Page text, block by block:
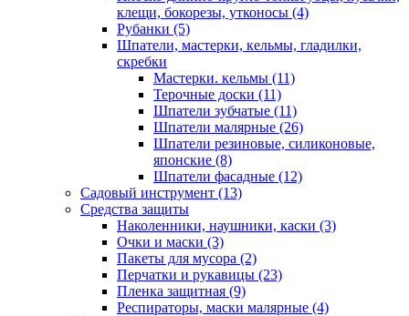
клещи, бокорезы, утконосы (4)
Рубанки (5)
Шпатели, мастерки, кельмы, гладилки,
скребки
Мастерки. кельмы (11)
Терочные доски (11)
Шпатели зубчатые (11)
Шпатели малярные (26)
Шпатели резиновые, силиконовые,
японские (8)
Шпатели фасадные (12)
Садовый инструмент (13)
Средства защиты
Наколенники, наушники, каски (3)
Очки и маски (3)
Пакеты для мусора (2)
Перчатки и рукавицы (23)
Пленка защитная (9)
Респираторы, маски малярные (4)